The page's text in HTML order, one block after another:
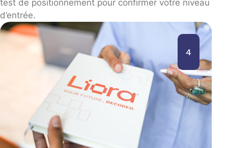
test de positionnement pour confirmer votre niveau
d’entrée.
4